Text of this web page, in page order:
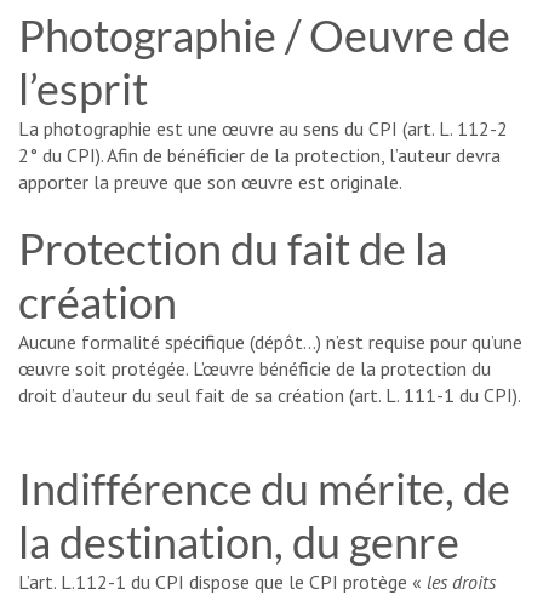
Photographie / Oeuvre de
l’esprit
La photographie est une œuvre au sens du CPI (art. L. 112-2
2° du CPI). Afin de bénéficier de la protection, l’auteur devra
apporter la preuve que son œuvre est originale.
Protection du fait de la
création
Aucune formalité spécifique (dépôt…) n’est requise pour qu’une
œuvre soit protégée. L’œuvre bénéficie de la protection du
droit d’auteur du seul fait de sa création (art. L. 111-1 du CPI).
Indifférence du mérite, de
la destination, du genre
L’art. L.112-1 du CPI dispose que le CPI protège « les droits